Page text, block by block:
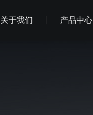
关于我们 产品中心